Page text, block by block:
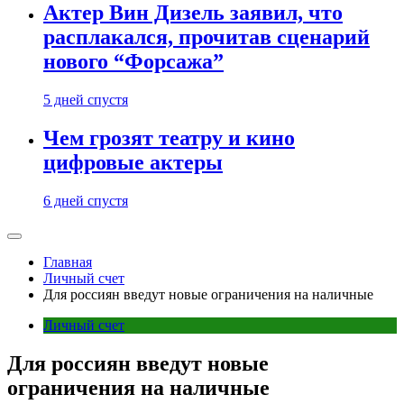
Актер Вин Дизель заявил, что
расплакался, прочитав сценарий
нового “Форсажа”
5 дней спустя
Чем грозят театру и кино
цифровые актеры
6 дней спустя
Главная
Личный счет
Для россиян введут новые ограничения на наличные
Личный счет
Для россиян введут новые
ограничения на наличные